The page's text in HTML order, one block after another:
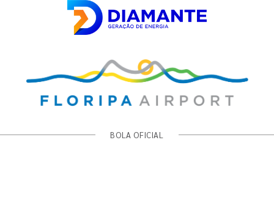
BOLA OFICIAL